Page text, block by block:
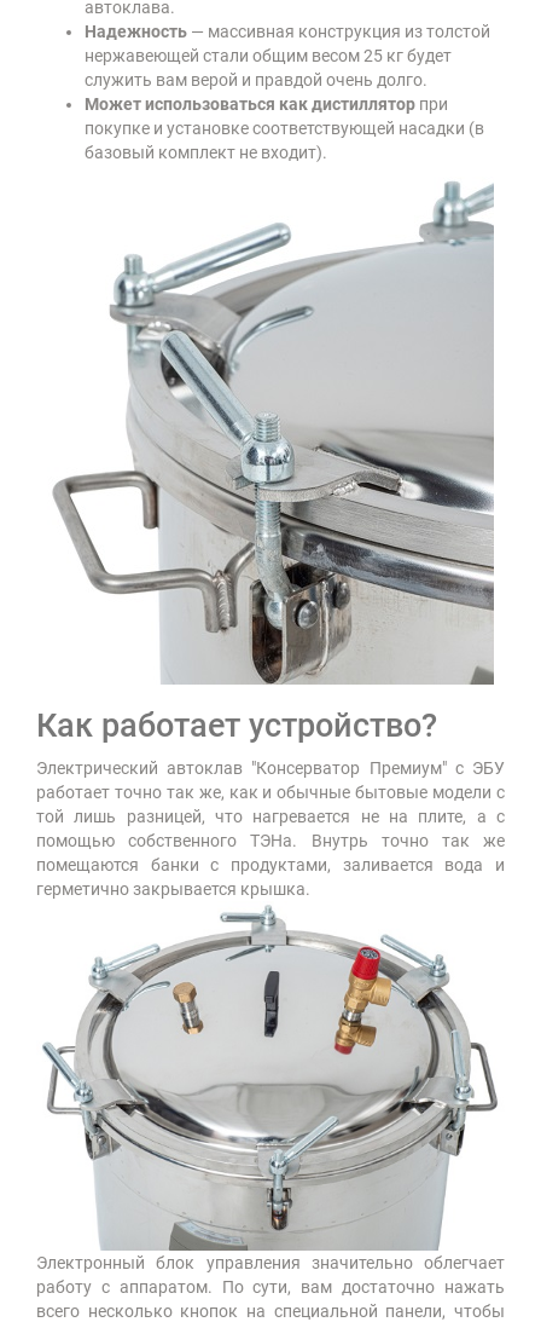
автоклава.
Надежность — массивная конструкция из толстой
нержавеющей стали общим весом 25 кг будет
служить вам верой и правдой очень долго.
Может использоваться как дистиллятор при
покупке и установке соответствующей насадки (в
базовый комплект не входит).
Как работает устройство?
Электрический автоклав "Консерватор Премиум" с ЭБУ
работает точно так же, как и обычные бытовые модели с
той лишь разницей, что нагревается не на плите, а с
помощью собственного ТЭНа. Внутрь точно так же
помещаются банки с продуктами, заливается вода и
герметично закрывается крышка.
Электронный блок управления значительно облегчает
работу с аппаратом. По сути, вам достаточно нажать
всего несколько кнопок на специальной панели, чтобы